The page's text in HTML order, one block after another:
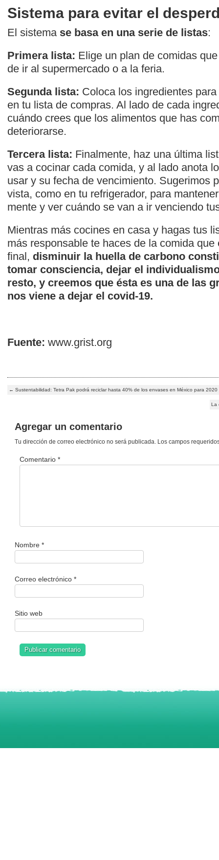
Sistema para evitar el
El sistema se basa en una serie de listas:
Primera lista: Elige un plan de comidas
de ir al supermercado o a la feria.
Segunda lista: Coloca los ingredientes
en tu lista de compras. Al lado de cada
cuándo crees que los alimentos que has
deteriorarse.
Tercera lista: Finalmente, haz una última
vas a cocinar cada comida, y al lado anota
usar y su fecha de vencimiento. Sugerimos
vista, como en tu refrigerador, para
mente y ver cuándo se van a ir venciendo
Mientras más cocines en casa y hagas tus
más responsable te haces de la comida
final, disminuir la huella de carbono
tomar consciencia, dejar el
resto, y creemos que ésta es una de las
nos viene a dejar el covid-19.
Fuente: www.grist.org
← Sustentabilidad: Tetra Pak podrá reciclar hasta 40% de los envases en México para 2020
La
Agregar un comentario
Tu dirección de correo electrónico no será publicada. Los campos
Comentario *
Nombre *
Correo electrónico *
Sitio web